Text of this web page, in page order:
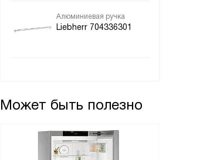
Алюминиевая ручка
Liebherr 704336301
Может быть полезно